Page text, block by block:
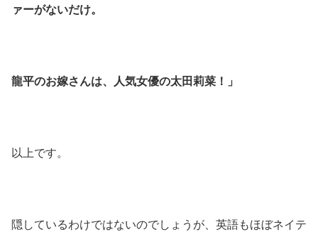
ァーがないだけ。
龍平のお嫁さんは、人気女優の太田莉菜！」
以上です。
隠しているわけではないのでしょうが、英語もほぼネイテ